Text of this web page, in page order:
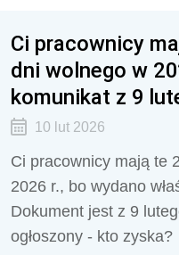
Ci pracownicy
dni wolnego w
komunikat z 9
10 lut 2026
Ci pracownicy mają te
2026 r., bo wydano
Dokument jest z 9
ogłoszony - kto zyska?